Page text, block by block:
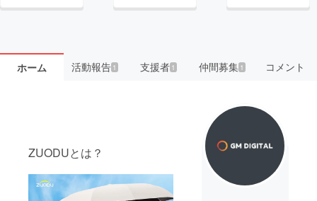
ホーム 活動報告1 支援者 1 仲間募集 1 コメント
ZUODUとは？